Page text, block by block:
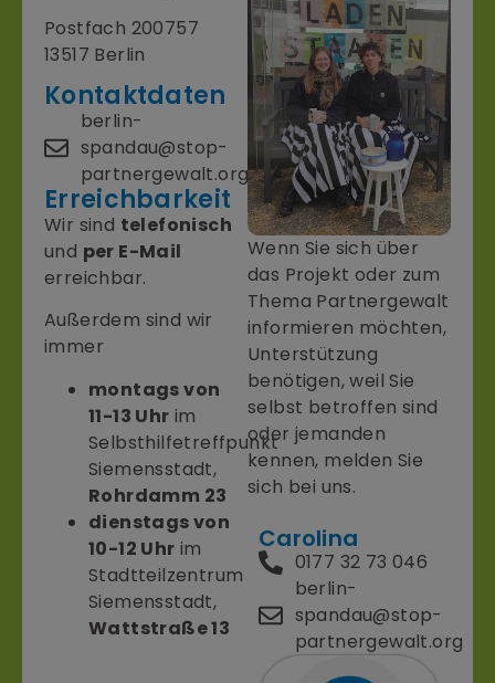
Postfach 200757
13517 Berlin
Kontaktdaten
berlin-
spandau@stop-
partnergewalt.org
Erreichbarkeit
Wir sind telefonisch
und per E-Mail
erreichbar.
Außerdem sind wir
immer
montags von
11-13 Uhr im
Selbsthilfetreffpunkt
Siemensstadt,
Rohrdamm 23
dienstags von
10-12 Uhr im
Stadtteilzentrum
Siemensstadt,
Wattstraße 13
Wenn Sie sich über
das Projekt oder zum
Thema Partnergewalt
informieren möchten,
Unterstützung
benötigen, weil Sie
selbst betroffen sind
oder jemanden
kennen, melden Sie
sich bei uns.
Carolina
0177 32 73 046
berlin-
spandau@stop-
partnergewalt.org